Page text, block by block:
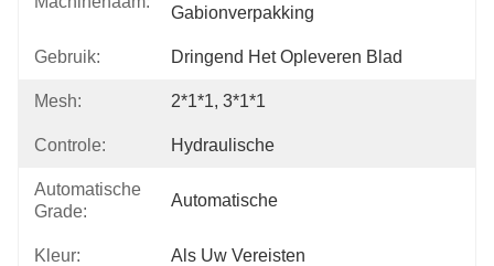
Gabionverpakking
Gebruik: Dringend Het Opleveren Blad
Mesh: 2*1*1, 3*1*1
Controle: Hydraulische
Automatische
Grade:
Automatische
Kleur: Als Uw Vereisten